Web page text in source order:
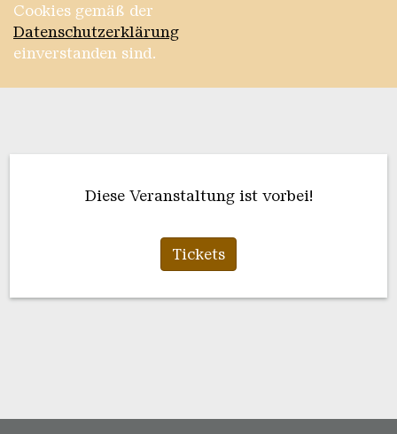
Cookies gemäß der
Datenschutzerklärung
einverstanden sind.
Diese Veranstaltung ist vorbei!
Tickets